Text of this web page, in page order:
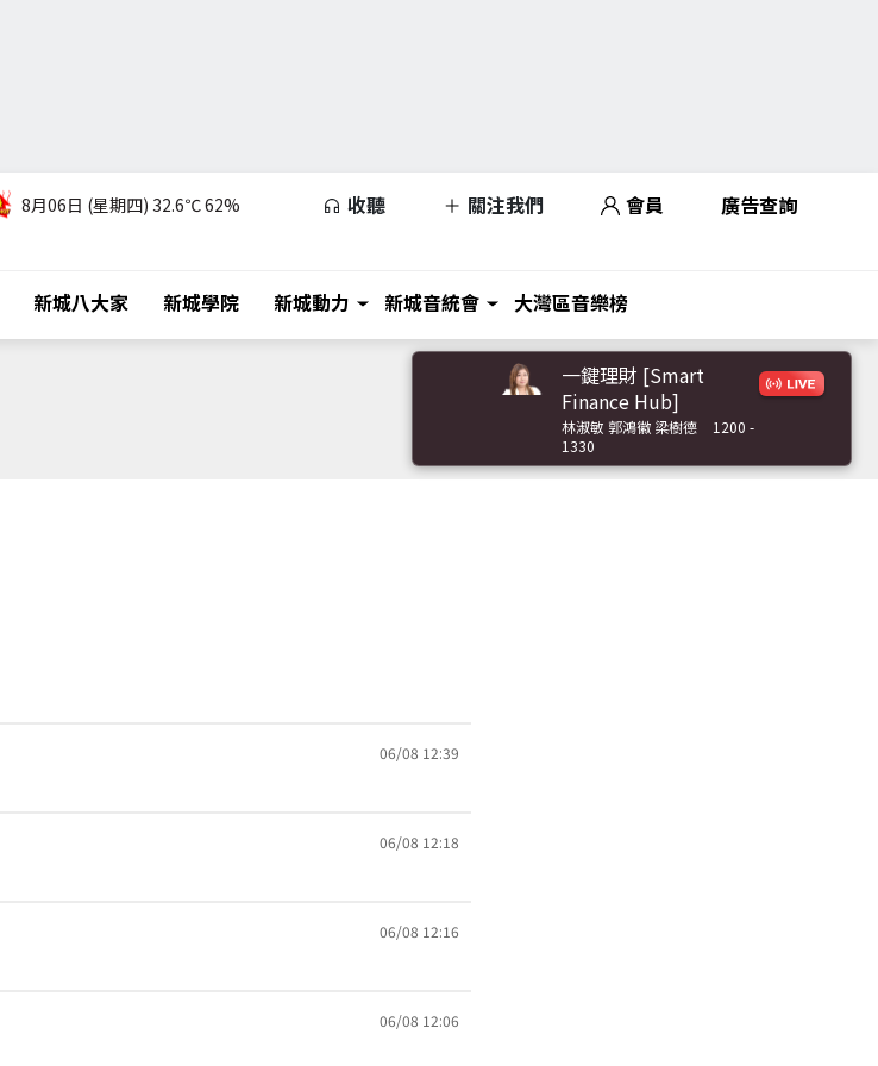
8月06日 (星期四) 32.6℃62% 收聽 關注我們 會員 廣告查詢
新城八大家 新城學院 新城動力 新城音統會 大灣區音樂榜
一鍵理財 [Smart
Finance Hub]
林淑敏 郭鴻徽 梁樹德
1200 -
1330
06/08 12:39
06/08 12:18
06/08 12:16
06/08 12:06